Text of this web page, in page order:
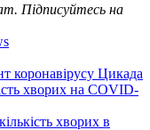
Підписуйтесь на
коронавірусу Цикада
хворих на COVID-
хворих в